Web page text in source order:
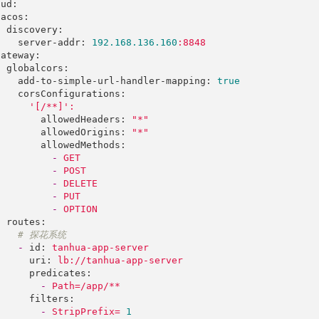
discovery:
server-addr:
192.168 .136 .160 :8848
globalcors:
add-to-simple-url-handler-mapping:
true
corsConfigurations:
'[/**]' :
allowedHeaders:
"*"
allowedOrigins:
"*"
allowedMethods:
-
GET
-
POST
-
DELETE
-
PUT
-
OPTION
routes:
# 探花系统
-
id:
tanhua-app-server
uri:
lb://tanhua-app-server
predicates:
-
Path=/app/**
filters:
-
StripPrefix= 1